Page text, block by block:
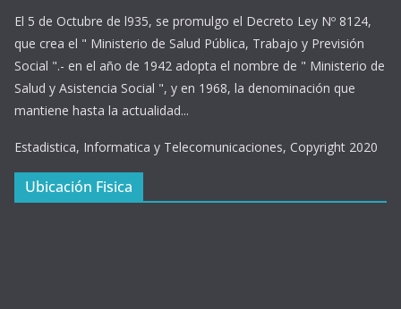
El 5 de Octubre de l935, se promulgo el Decreto Ley Nº 8124,
que crea el " Ministerio de Salud Pública, Trabajo y Previsión
Social ".- en el año de 1942 adopta el nombre de " Ministerio de
Salud y Asistencia Social ", y en 1968, la denominación que
mantiene hasta la actualidad...
Estadistica, Informatica y Telecomunicaciones, Copyright 2020
Ubicación Fisica